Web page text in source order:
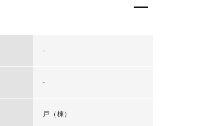
-
-
戸（棟）